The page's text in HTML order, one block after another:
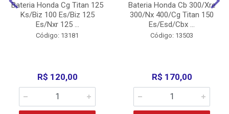
Bateria Honda Cg Titan 125
Ks/Biz 100 Es/Biz 125
Es/Nxr 125 ...
Código: 13181
R$ 120,00
Bateria Honda Cb 300/Xre
300/Nx 400/Cg Titan 150
Es/Esd/Cbx ...
Código: 13503
R$ 170,00